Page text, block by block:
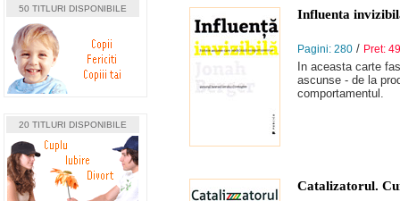
50 TITLURI DISPONIBILE
20 TITLURI DISPONIBILE
Influenta
Pagini: 280 / Pret:
In aceasta carte
ascunse - de la
comportamentul.
Catalizatorul.